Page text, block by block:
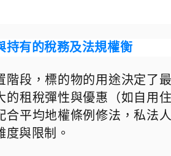
持有的稅務及法規權衡
階段，標的物的用途決定了
的租稅彈性與優惠（如自用
合平均地權條例修法，私法
度與限制。